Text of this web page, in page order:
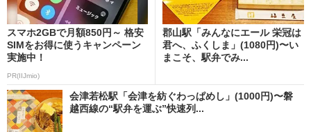
スマホ2GBで月額850円～ 格安
SIMをお得に使うキャンペーン
実施中！
PR(IIJmio)
郡山駅「みんなにエール 栄冠は
君へ、ふくしま」(1080円)〜い
まこそ、駅弁でみ...
会津若松駅「会津を紡ぐわっぱめし」(1000円)〜磐
越西線の“駅弁を運ぶ”快速列...